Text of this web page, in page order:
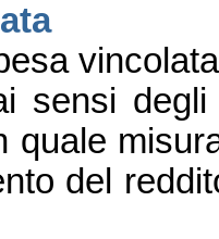
sensi
quale
del